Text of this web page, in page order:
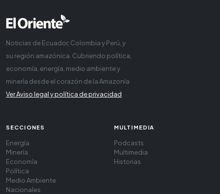
Noticias de Ecuador, Colombia y Perú, y
su región amazónica. Cubriendo política,
economía, energía, medio ambiente y
minería desde el corazón de la Amazonía
Ver Aviso legal y política de privacidad
SECCIONES
Energía
Minería
Economía
Política
Medio Ambiente
Nacionales
MULTIMEDIA
Podcasts
Multimedia
Historias